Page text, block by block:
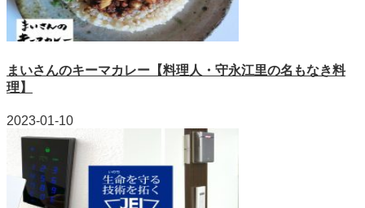
まいさんのキーマカレー【料理人・守永江里の名もなき料
理】
2023-01-10